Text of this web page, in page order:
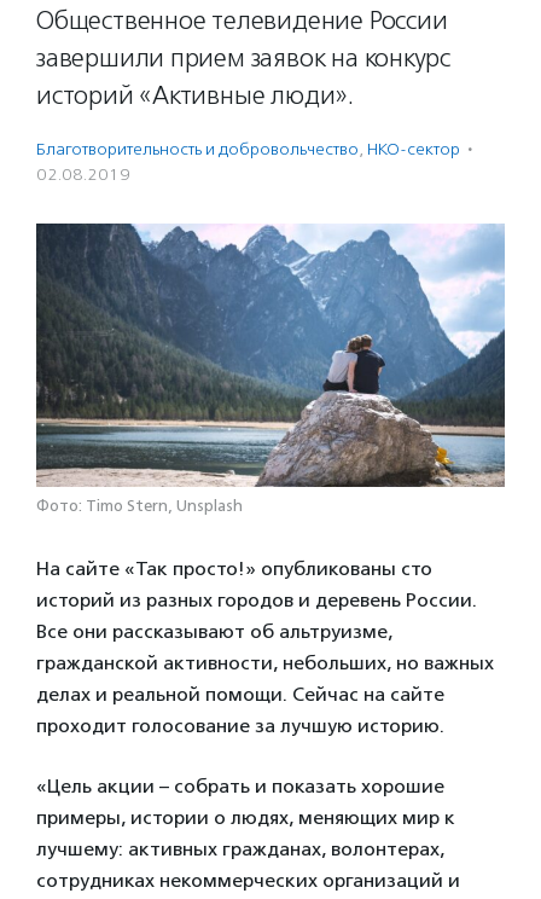
Общественное телевидение России
завершили прием заявок на конкурс
историй «Активные люди».
Благотвори­тель­ность и доброволь­чест­во, НКО-сектор ·
02.08.2019
Фото: Timo Stern, Unsplash
На сайте «Так просто!» опубликованы сто
историй из разных городов и деревень России.
Все они рассказывают об альтруизме,
гражданской активности, небольших, но важных
делах и реальной помощи. Сейчас на сайте
проходит голосование за лучшую историю.
«Цель акции – собрать и показать хорошие
примеры, истории о людях, меняющих мир к
лучшему: активных гражданах, волонтерах,
сотрудниках некоммерческих организаций и